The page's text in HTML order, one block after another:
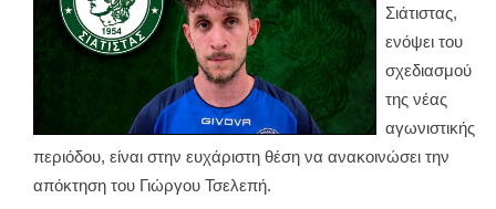
Σιάτιστας,
ενόψει του
σχεδιασμού
της νέας
αγωνιστικής
περιόδου, είναι στην ευχάριστη θέση να ανακοινώσει την
απόκτηση του Γιώργου Τσελεπή.